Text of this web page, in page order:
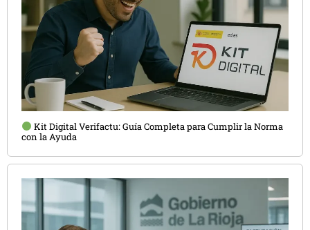
Kit Digital Verifactu: Guía Completa para Cumplir la Norma
con la Ayuda